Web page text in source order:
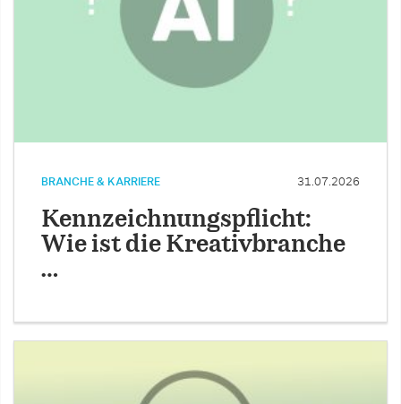
BRANCHE & KARRIERE 31.07.2026
Kennzeichnungspflicht:
Wie ist die Kreativbranche
…